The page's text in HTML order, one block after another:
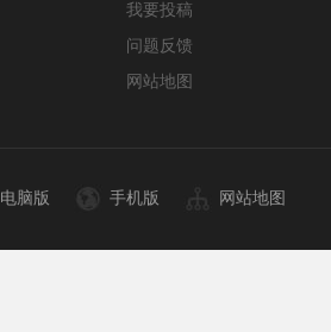
我要投稿
问题反馈
网站地图
电脑版 手机版 网站地图